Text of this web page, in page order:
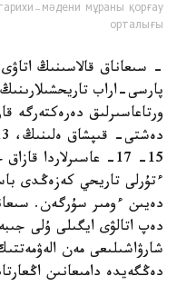
мәдени мұраны қорғау
орталығы
پارسى-اراب
15- 17- عاسىرلاردا
دەيىن ءومىر سۇرگەن.
دەپ اتالۋى ايگىلى ۇلى
شارۋاشىلىعى مەن
دەڭگەيدە دامىعانىن